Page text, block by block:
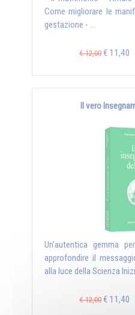
Come migliorare le
gestazione - ...
€ 12,00 € 11,40
Il vero
Un'autentica gemma
approfondire il
alla luce della Scienza
€ 12,00 € 11,40